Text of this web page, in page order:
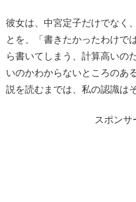
彼女は、中宮定子だけでなく
とを、「書きたかったわけで
ら書いてしまう、計算高いの
いのかわからないところのあ
説を読むまでは、私の認識は
スポンサ